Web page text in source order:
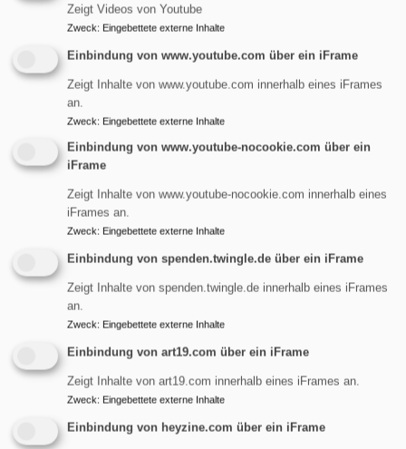
Kontakt:
Telefonisch über das Gemeindebüro
Zeigt Videos von Youtube
Zweck: Eingebettete externe Inhalte
Einbindung von www.youtube.com über ein iFrame
Zeigt Inhalte von www.youtube.com innerhalb eines iFrames
an.
Zweck: Eingebettete externe Inhalte
Einbindung von www.youtube-nocookie.com über ein
iFrame
Zeigt Inhalte von www.youtube-nocookie.com innerhalb eines
iFrames an.
Zweck: Eingebettete externe Inhalte
Einbindung von spenden.twingle.de über ein iFrame
Zeigt Inhalte von spenden.twingle.de innerhalb eines iFrames
an.
Zweck: Eingebettete externe Inhalte
Einbindung von art19.com über ein iFrame
Zeigt Inhalte von art19.com innerhalb eines iFrames an.
Zweck: Eingebettete externe Inhalte
Einbindung von heyzine.com über ein iFrame